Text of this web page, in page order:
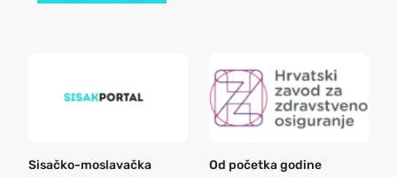
Sisačko-moslavačka
Od početka godine